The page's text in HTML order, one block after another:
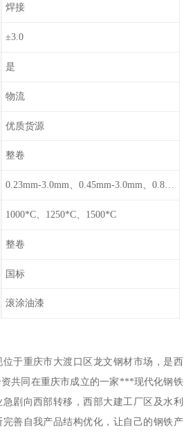
焊接
±3.0
是
物流
优质货源
整卷
0.23mm-3.0mm、0.45mm-3.0mm、0.8mm-3.0mm
1000*C、1250*C、1500*C
整卷
国标
滚涂油漆
于重庆市大渡口区龙文钢材市场，是西
共同在重庆市成立的一家***现代化钢铁
剧向西部转移，西部大建工厂区及水利
善自我产品结构优化，让自己的钢铁产